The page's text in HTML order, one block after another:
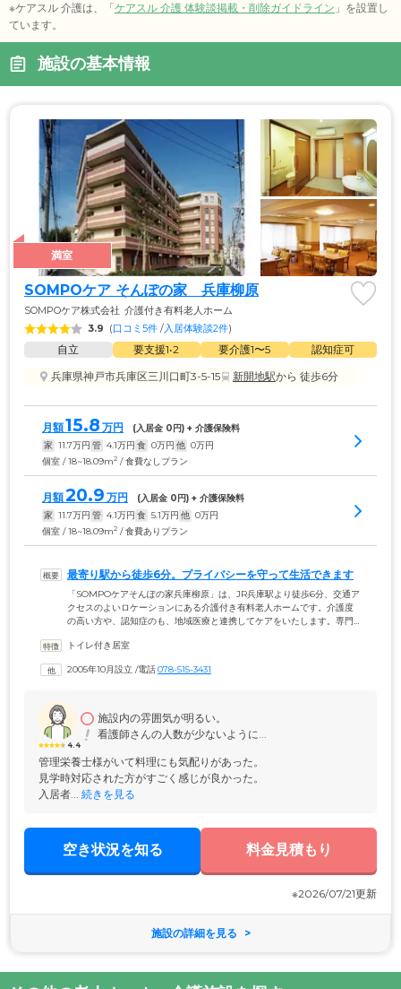
※ケアスル 介護は、「ケアスル 介護 体験談掲載・削除ガイドライン 」を設置し
ています。
施設の基本情報
満室
SOMPOケア そんぽの家　兵庫柳原
SOMPOケア株式会社 介護付き有料老人ホーム
3.9 (口コミ5件 /入居体験談2件)
自立 要支援1•2 要介護1〜5
認知症可
兵庫県神戸市兵庫区三川口町3-5-15
新開地駅から 徒歩6分
月額15.8 万円 (入居金 0円) + 介護保険料
家 11.7万円 管 4.1万円 食 0万円 他 0万円
個室 / 18~18.09m2 / 食費なしプラン
月額20.9 万円 (入居金 0円) + 介護保険料
家 11.7万円 管 4.1万円 食 5.1万円 他 0万円
個室 / 18~18.09m2 / 食費ありプラン
最寄り駅から徒歩6分。プライバシーを守って生活できます
「SOMPOケアそんぽの家兵庫柳原」は、JR兵庫駅より徒歩6分、交通ア
クセスのよいロケーションにある介護付き有料老人ホームです。介護度
の高い方や、認知症のも、地域医療と連携してケアをいたします。専門
離れて暮らすご家族様も安心です。居室には、エアコン・スプリンクラ
な床を採用しているほか、エントランスには個別のポストを配置するな
トイレ付き居室
2005年10月設立 /電話078-515-3431
4.4
施設内の雰囲気が明るい。
看護師さんの人数が少ないように...
管理栄養士様がいて料理にも気配りがあった。
見学時対応された方がすごく感じが良かった。
入居者... 続きを見る
空き状況を知る 料金見積もり
※2026/07/21更新
施設の詳細を見る